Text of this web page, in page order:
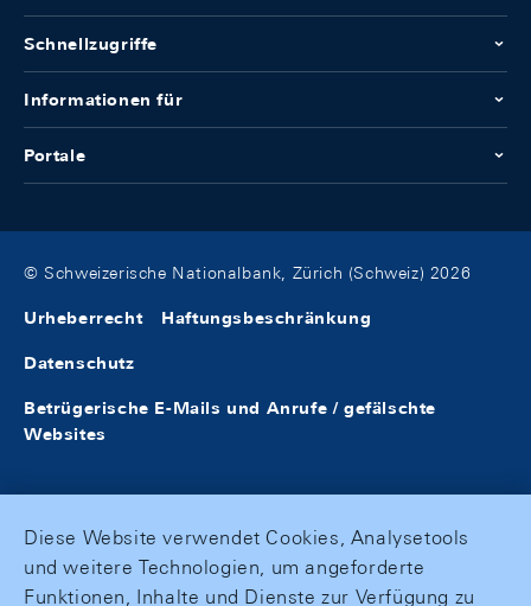
Schnellzugriffe
Informationen für
Portale
© Schweizerische Nationalbank, Zürich (Schweiz) 2026
Urheberrecht Haftungsbeschränkung
Datenschutz
Betrügerische E-Mails und Anrufe / gefälschte
Websites
Diese Website verwendet Cookies, Analysetools
und weitere Technologien, um angeforderte
Funktionen, Inhalte und Dienste zur Verfügung zu